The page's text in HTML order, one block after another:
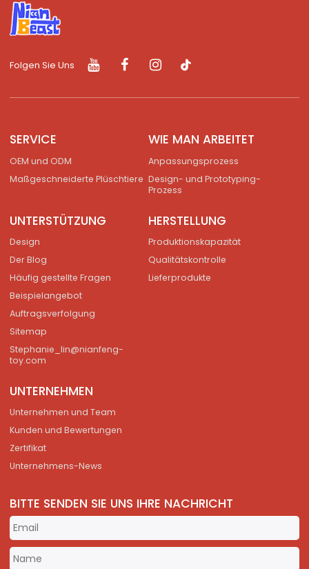
Folgen Sie Uns
SERVICE
OEM und ODM
Maßgeschneiderte Plüschtiere
WIE MAN ARBEITET
Anpassungsprozess
Design- und Prototyping-
Prozess
UNTERSTÜTZUNG
Design
Der Blog
Häufig gestellte Fragen
Beispielangebot
Auftragsverfolgung
Sitemap
Stephanie_lin@nianfeng-
toy.com
HERSTELLUNG
Produktionskapazität
Qualitätskontrolle
Lieferprodukte
UNTERNEHMEN
Unternehmen und Team
Kunden und Bewertungen
Zertifikat
Unternehmens-News
BITTE SENDEN SIE UNS IHRE NACHRICHT